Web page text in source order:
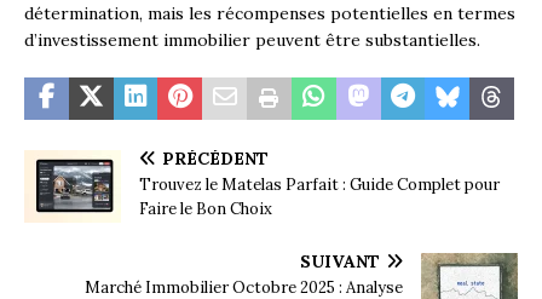
détermination, mais les récompenses potentielles en termes
d’investissement immobilier peuvent être substantielles.
PRÉCÉDENT
Trouvez le Matelas Parfait : Guide Complet pour
Faire le Bon Choix
SUIVANT
Marché Immobilier Octobre 2025 : Analyse